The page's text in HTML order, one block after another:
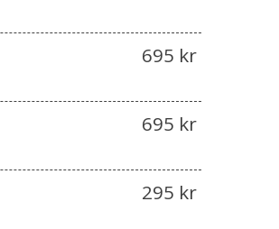
695 kr
695 kr
295 kr